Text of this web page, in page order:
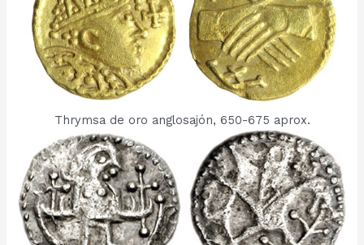
Thrymsa de oro anglosajón, 650-675 aprox.